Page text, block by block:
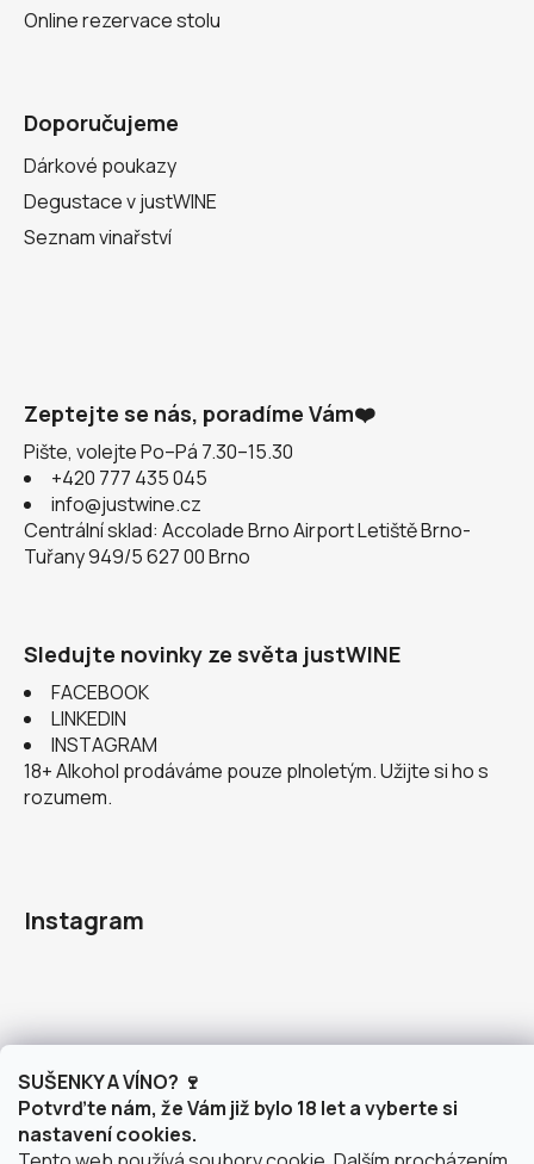
SUŠENKY A VÍNO? 🍷
Potvrďte nám, že Vám již bylo 18 let a vyberte si
nastavení cookies.
Online rezervace stolu
Doporučujeme
Dárkové poukazy
Degustace v justWINE
Seznam vinařství
Zeptejte se nás, poradíme Vám❤️
Pište, volejte Po–Pá 7.30–15.30
+420 777 435 045
info@justwine.cz
Centrální sklad: Accolade Brno Airport Letiště Brno-
Tuřany 949/5 627 00 Brno
Sledujte novinky ze světa justWINE
FACEBOOK
LINKEDIN
INSTAGRAM
18+ Alkohol prodáváme pouze plnoletým. Užijte si ho s
rozumem.
Instagram
doprava po Brně